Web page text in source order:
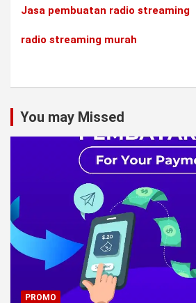
Jasa pembuatan radio streaming
radio streaming murah
You may Missed
PROMO